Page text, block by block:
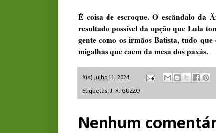
É coisa de escroque. O escândalo da
resultado possível da opção que Lula
gente como os irmãos Batista, tudo
migalhas que caem da mesa dos paxás.
à(s) julho 11, 2024
Etiquetas: J. R. GUZZO
Nenhum